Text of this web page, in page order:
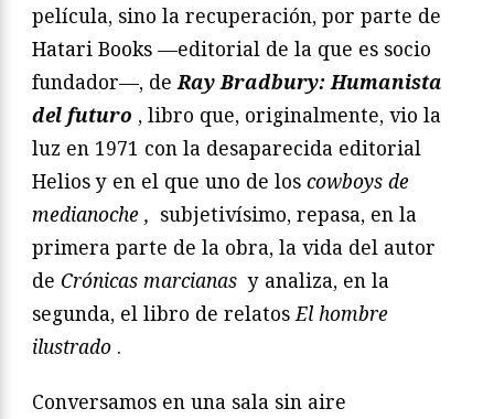
película, sino la recuperación, por parte de
Hatari Books —editorial de la que es socio
fundador—, de Ray Bradbury: Humanista
del futuro , libro que, originalmente, vio la
luz en 1971 con la desaparecida editorial
Helios y en el que uno de los cowboys de
medianoche , subjetivísimo, repasa, en la
primera parte de la obra, la vida del autor
de Crónicas marcianas y analiza, en la
segunda, el libro de relatos El hombre
ilustrado .
Conversamos en una sala sin aire